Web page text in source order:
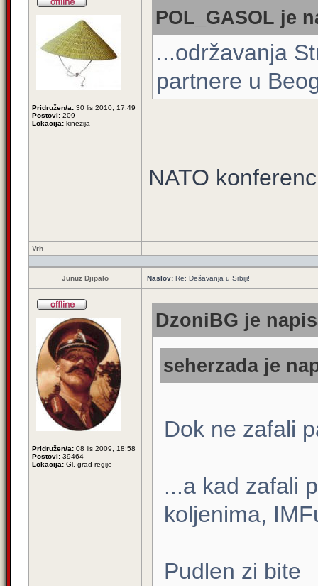
Pridružen/a: 30 lis 2010, 17:49
Postovi: 209
Lokacija: kinezija
POL_GASOL je
...održavanja
partnere u
NATO
Vrh
Junuz Djipalo Naslov: Re: Dešavanja u Srbiji!
Pridružen/a: 08 lis 2009, 18:58
Postovi: 39464
Lokacija: Gl. grad regije
DzoniBG je
seherzada je
Dok ne zafali
...a kad zafali
koljenima,
Pudlen zi bite